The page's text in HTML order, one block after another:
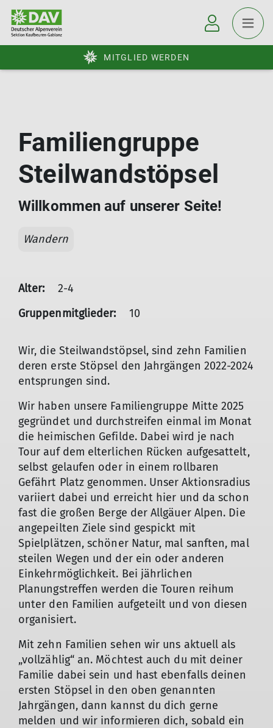
MITGLIED WERDEN
Familiengruppe
Steilwandstöpsel
Willkommen auf unserer Seite!
Wandern
Alter:
2-4
Gruppenmitglieder:
10
Wir, die Steilwandstöpsel, sind zehn Familien
deren erste Stöpsel den Jahrgängen 2022-2024
entsprungen sind.
Wir haben unsere Familiengruppe Mitte 2025
gegründet und durchstreifen einmal im Monat
die heimischen Gefilde. Dabei wird je nach
Tour auf dem elterlichen Rücken aufgesattelt,
selbst gelaufen oder in einem rollbaren
Gefährt Platz genommen. Unser Aktionsradius
variiert dabei und erreicht hier und da schon
fast die großen Berge der Allgäuer Alpen. Die
angepeilten Ziele sind gespickt mit
Spielplätzen, schöner Natur, mal sanften, mal
steilen Wegen und der ein oder anderen
Einkehrmöglichkeit. Bei jährlichen
Planungstreffen werden die Touren reihum
unter den Familien aufgeteilt und von diesen
organisiert.
Mit zehn Familien sehen wir uns aktuell als
„vollzählig“ an. Möchtest auch du mit deiner
Familie dabei sein und hast ebenfalls deinen
ersten Stöpsel in den oben genannten
Jahrgängen, dann kannst du dich gerne
melden und wir informieren dich, sobald ein